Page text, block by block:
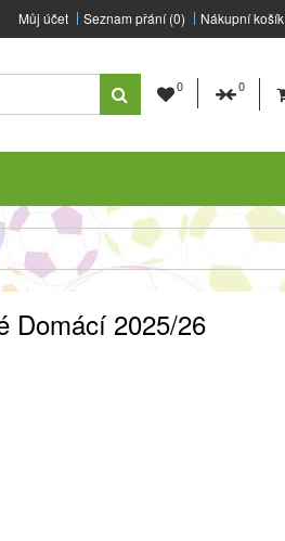
Můj účet Seznam přání (0) Nákupní košík
0 0
Domácí 2025/26